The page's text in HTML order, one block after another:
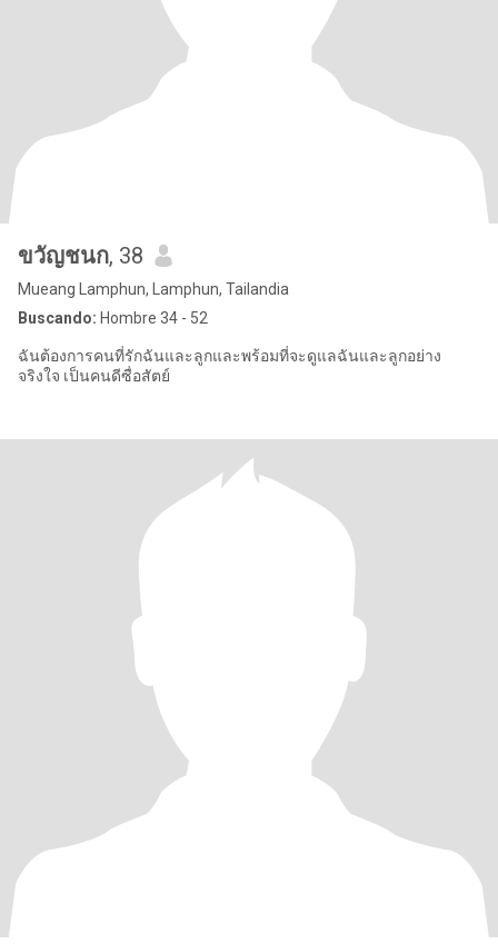
ขวัญชนก, 38
Mueang Lamphun, Lamphun, Tailandia
Buscando: Hombre 34 - 52
ฉันต้องการคนที่รักฉันและลูกและพร้อมที่จะดูแลฉันและลูกอย่าง
จริงใจ เป็นคนดีซื่อสัตย์